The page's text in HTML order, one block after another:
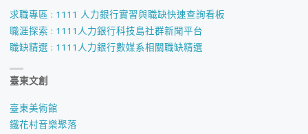
求職專區 : 1111 人力銀行實習與職缺快速查詢看板
職涯探索 : 1111人力銀行科技島社群新聞平台
職缺精選 : 1111人力銀行數媒系相關職缺精選
臺東文創
臺東美術館
鐵花村音樂聚落